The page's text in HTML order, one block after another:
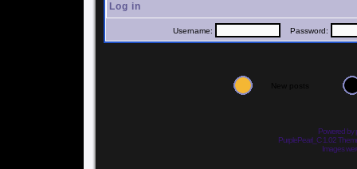
Log in
Username: Password:
New posts
Powered by
PurplePearl_C 1.02
Images